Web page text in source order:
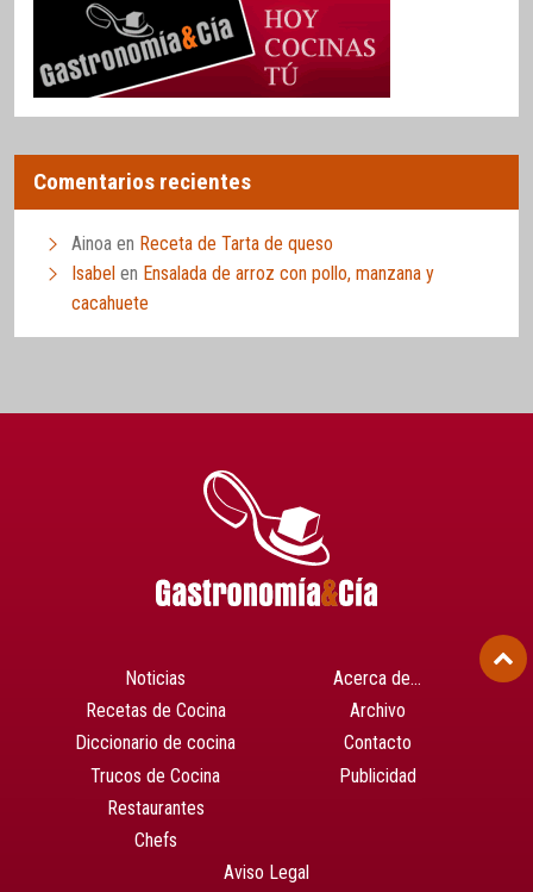
Comentarios recientes
Ainoa en Receta de Tarta de queso
Isabel en Ensalada de arroz con pollo, manzana y
cacahuete
Noticias
Recetas de Cocina
Diccionario de cocina
Trucos de Cocina
Restaurantes
Chefs
Acerca de…
Archivo
Contacto
Publicidad
Aviso Legal